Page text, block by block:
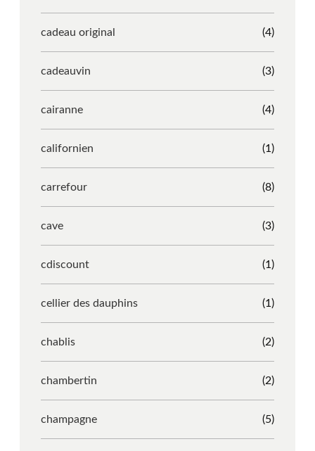
cadeau original (4)
cadeauvin (3)
cairanne (4)
californien (1)
carrefour (8)
cave (3)
cdiscount (1)
cellier des dauphins (1)
chablis (2)
chambertin (2)
champagne (5)